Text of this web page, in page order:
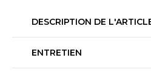
DESCRIPTION DE
ENTRETIEN